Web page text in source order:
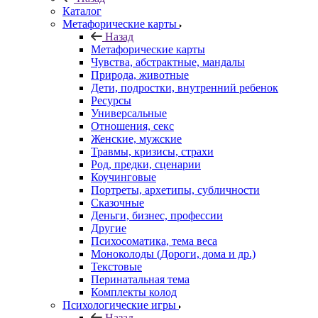
Каталог
Mетафорические карты
Назад
Mетафорические карты
Чувства, абстрактные, мандалы
Природа, животные
Дети, подростки, внутренний ребенок
Ресурсы
Универсальные
Отношения, секс
Женские, мужские
Травмы, кризисы, страхи
Род, предки, сценарии
Коучинговые
Портреты, архетипы, субличности
Сказочные
Деньги, бизнес, профессии
Другие
Психосоматика, тема веса
Моноколоды (Дороги, дома и др.)
Текстовые
Перинатальная тема
Комплекты колод
Психологические игры